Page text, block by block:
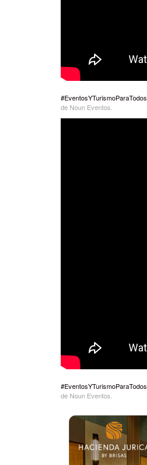
#EventosYTurismoParaTodos
de Noun Eventos.
#EventosYTurismoParaTodos
de Noun Eventos.